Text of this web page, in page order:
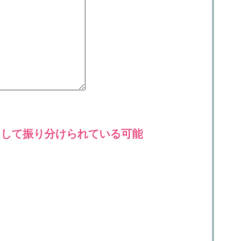
て振り分けられている可能